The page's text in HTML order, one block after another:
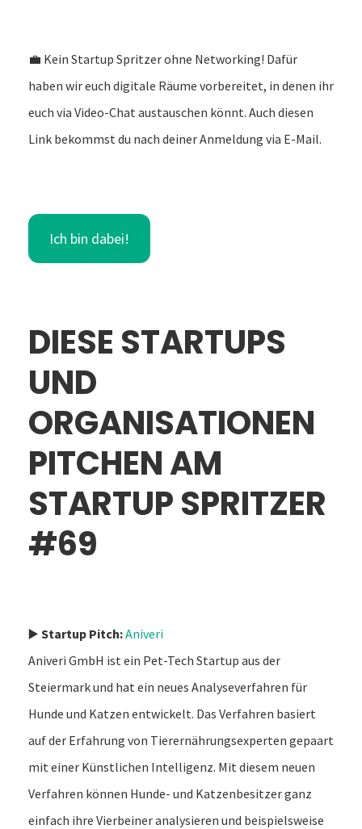
💼 Kein Startup Spritzer ohne Networking! Dafür
haben wir euch digitale Räume vorbereitet, in denen ihr
euch via Video-Chat austauschen könnt. Auch diesen
Link bekommst du nach deiner Anmeldung via E-Mail.
Ich bin dabei!
DIESE STARTUPS
UND
ORGANISATIONEN
PITCHEN AM
STARTUP SPRITZER
#69
▶️ Startup Pitch:Aniveri
Aniveri GmbH ist ein Pet-Tech Startup aus der
Steiermark und hat ein neues Analyseverfahren für
Hunde und Katzen entwickelt. Das Verfahren basiert
auf der Erfahrung von Tierernährungsexperten gepaart
mit einer Künstlichen Intelligenz. Mit diesem neuen
Verfahren können Hunde- und Katzenbesitzer ganz
einfach ihre Vierbeiner analysieren und beispielsweise